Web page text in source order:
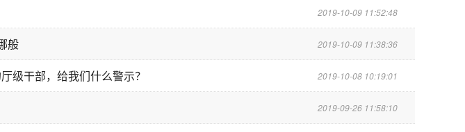
2019-10-09 11:52:48
2019-10-09 11:38:36
般
2019-10-08 10:19:01
级干部，给我们什么警示？
2019-09-26 11:58:10